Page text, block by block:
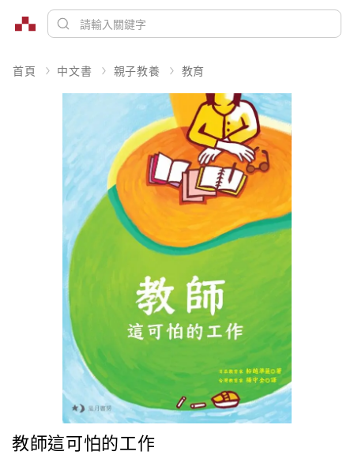
首頁 中文書 親子教養 教育
教師這可怕的工作